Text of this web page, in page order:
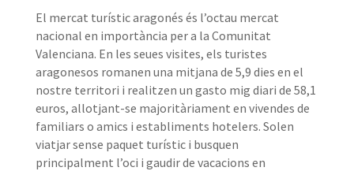
El mercat turístic aragonés és l’octau mercat
nacional en importància per a la Comunitat
Valenciana. En les seues visites, els turistes
aragonesos romanen una mitjana de 5,9 dies en el
nostre territori i realitzen un gasto mig diari de 58,1
euros, allotjant-se majoritàriament en vivendes de
familiars o amics i establiments hotelers. Solen
viatjar sense paquet turístic i busquen
principalment l’oci i gaudir de vacacions en